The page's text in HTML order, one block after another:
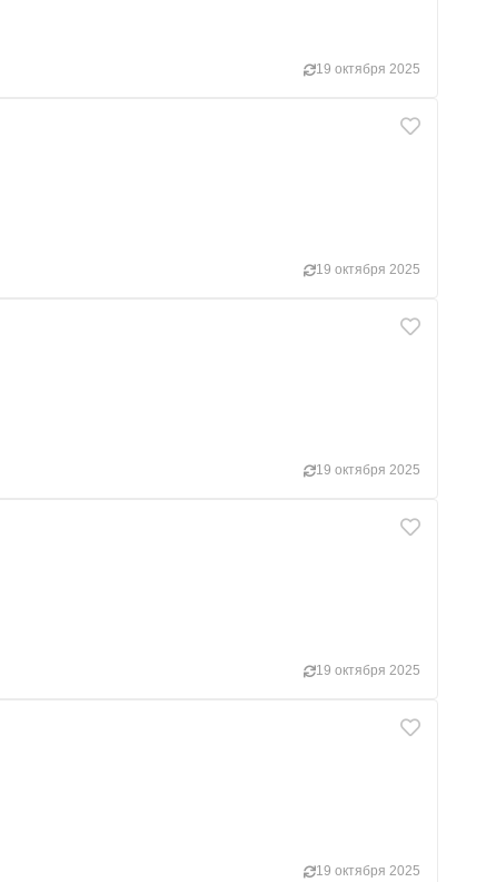
19 октября 2025
19 октября 2025
19 октября 2025
19 октября 2025
19 октября 2025